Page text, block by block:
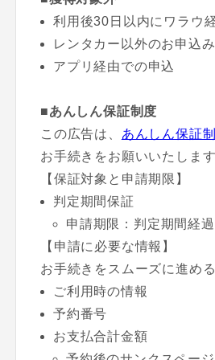
利用後30日以内にワラウ
レンタカー以外のお申込み
アプリ経由での申込
■あんしん保証制度
この広告は、 あんしん保証
お手続きをお願いいたします
【保証対象と申請期限】
判定期間保証
申請期限：判定期間経
【申請に必要な情報】
お手続きをスムーズに進め
ご利用時の情報
予約番号
お支払合計金額